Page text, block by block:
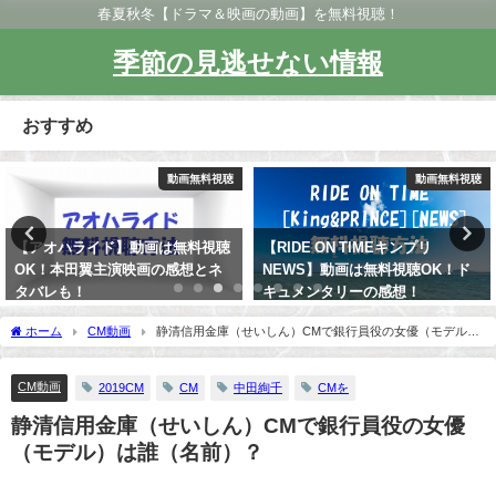
春夏秋冬【ドラマ＆映画の動画】を無料視聴！
季節の見逃せない情報
おすすめ
動画無料視聴
【アオハライド】動画は無料視聴
OK！本田翼主演映画の感想とネ
タバレも！
動画無料視聴
【RIDE ON TIMEキンプリ
NEWS】動画は無料視聴OK！ド
キュメンタリーの感想！
ホーム CM動画
静清信用金庫（せいしん）CMで銀行員役の女優（モデル）
は誰（名前）？
CM動画 2019CM CM 中田絢千 CMを
静清信用金庫（せいしん）CMで銀行員役の女優
（モデル）は誰（名前）？